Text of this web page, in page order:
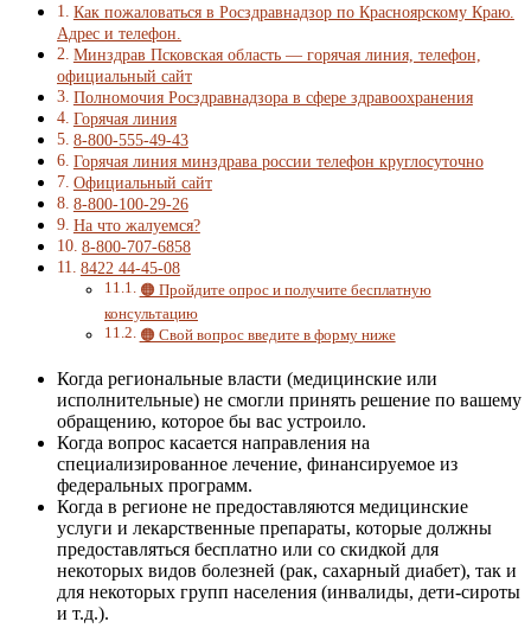
Как пожаловаться в Росздравнадзор по Красноярскому Краю.
Адрес и телефон.
Минздрав Псковская область — горячая линия, телефон,
официальный сайт
Полномочия Росздравнадзора в сфере здравоохранения
Горячая линия
8-800-555-49-43
Горячая линия минздрава россии телефон круглосуточно
Официальный сайт
8-800-100-29-26
На что жалуемся?
8-800-707-6858
8422 44-45-08
🟠 Пройдите опрос и получите бесплатную
консультацию
🟠 Свой вопрос введите в форму ниже
Когда региональные власти (медицинские или
исполнительные) не смогли принять решение по вашему
обращению, которое бы вас устроило.
Когда вопрос касается направления на
специализированное лечение, финансируемое из
федеральных программ.
Когда в регионе не предоставляются медицинские
услуги и лекарственные препараты, которые должны
предоставляться бесплатно или со скидкой для
некоторых видов болезней (рак, сахарный диабет), так и
для некоторых групп населения (инвалиды, дети-сироты
и т.д.).